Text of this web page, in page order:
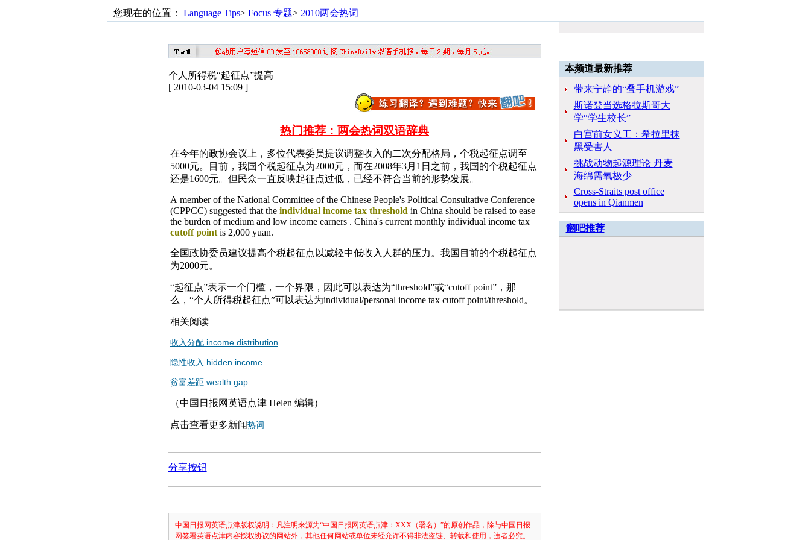
您现在的位置： Language Tips> Focus 专题> 2010两会热词
个人所得税“起征点”提高
[ 2010-03-04 15:09 ]
热门推荐：两会热词双语辞典
在今年的政协会议上，多位代表委员提议调整收入的二次分配格局，个税起征点调至
5000元。目前，我国个税起征点为2000元，而在2008年3月1日之前，我国的个税起征点
还是1600元。但民众一直反映起征点过低，已经不符合当前的形势发展。
A member of the National Committee of the Chinese People's Political Consultative Conference
(CPPCC) suggested that the individual income tax threshold in China should be raised to ease
the burden of medium and low income earners . China's current monthly individual income tax
cutoff pointis 2,000 yuan.
全国政协委员建议提高个税起征点以减轻中低收入人群的压力。我国目前的个税起征点
为2000元。
“起征点”表示一个门槛，一个界限，因此可以表达为“threshold”或“cutoff point”，那
么，“个人所得税起征点”可以表达为individual/personal income tax cutoff point/threshold。
相关阅读
收入分配 income distribution
隐性收入 hidden income
贫富差距 wealth gap
（中国日报网英语点津 Helen 编辑）
点击查看更多新闻热词
分享按钮
中国日报网英语点津版权说明：凡注明来源为“中国日报网英语点津：XXX（署名）”的原创作品，除与中国日报
网签署英语点津内容授权协议的网站外，其他任何网站或单位未经允许不得非法盗链、转载和使用，违者必究。
本频道最新推荐
带来宁静的“叠手机游戏”
斯诺登当选格拉斯哥大
学“学生校长”
白宫前女义工：希拉里抹
黑受害人
挑战动物起源理论 丹麦
海绵需氧极少
Cross-Straits post office
opens in Qianmen
翻吧推荐